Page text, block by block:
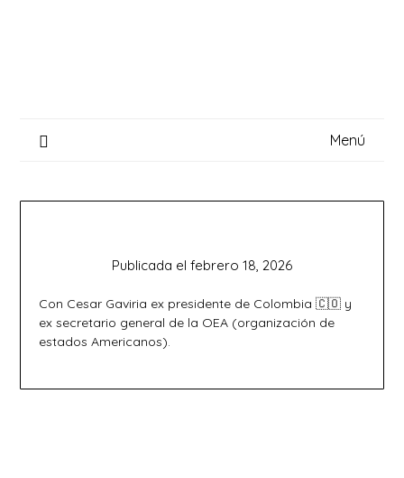
Menú
Publicada el febrero 18, 2026
Con Cesar Gaviria ex presidente de Colombia 🇨🇴 y
ex secretario general de la OEA (organización de
estados Americanos).